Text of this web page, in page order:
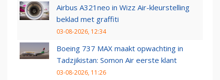
Airbus A321neo in Wizz Air-kleurstelling
beklad met graffiti
03-08-2026, 12:34
Boeing 737 MAX maakt opwachting in
Tadzjikistan: Somon Air eerste klant
03-08-2026, 11:26